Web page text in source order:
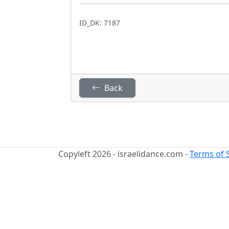
ID_DK: 7187
Back
Copyleft 2026 - israelidance.com -Terms of